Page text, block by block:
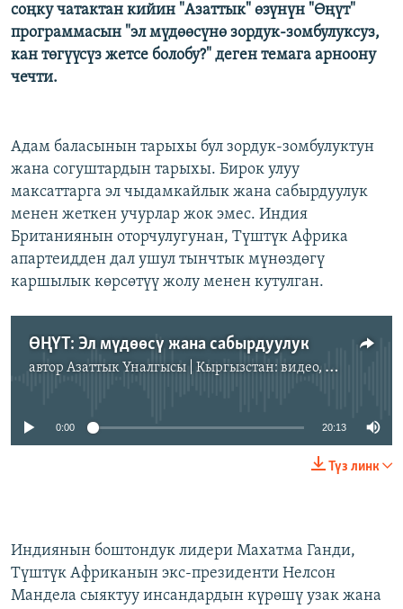
соңку чатактан кийин "Азаттык" өзүнүн "Өңүт"
программасын "эл мүдөөсүнө зордук-зомбулуксуз,
кан төгүүсүз жетсе болобу?" деген темага арноону
чечти.
Адам баласынын тарыхы бул зордук-зомбулуктун
жана согуштардын тарыхы. Бирок улуу
максаттарга эл чыдамкайлык жана сабырдуулук
менен жеткен учурлар жок эмес. Индия
Британиянын оторчулугунан, Түштүк Африка
апартеидден дал ушул тынчтык мүнөздөгү
каршылык көрсөтүү жолу менен кутулган.
ӨҢҮТ: Эл мүдөөсү жана сабырдуулук
автор Азаттык Үналгысы | Кыргызстан: видео, фото, кабарлар
No media source currently available
0:00 20:13
Түз линк
Индиянын боштондук лидери Махатма Ганди,
Түштүк Африканын экс-президенти Нелсон
Мандела сыяктуу инсандардын күрөшү узак жана